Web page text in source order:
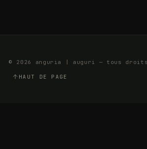
© 2026 anguria | auguri — tous
HAUT DE PAGE